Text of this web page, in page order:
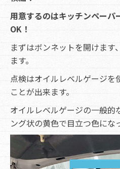
用意するのはキッチンペーパ
OK！
まずはボンネットを開けます
ます。
点検はオイルレベルゲージを
ことが出来ます。
オイルレベルゲージの一般的
ング状の黄色で目立つ色にな